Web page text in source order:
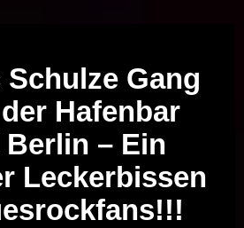
Schulze Gang
Hafenbar
Berlin – Ein
Leckerbissen